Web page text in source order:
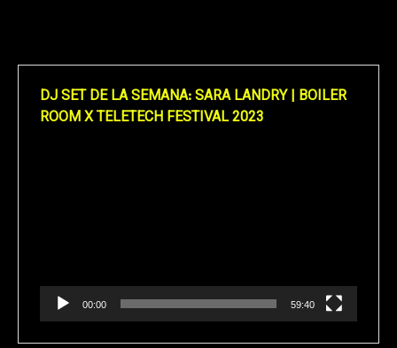
DJ SET DE LA SEMANA: SARA LANDRY | BOILER
ROOM X TELETECH FESTIVAL 2023
00:00 59:40